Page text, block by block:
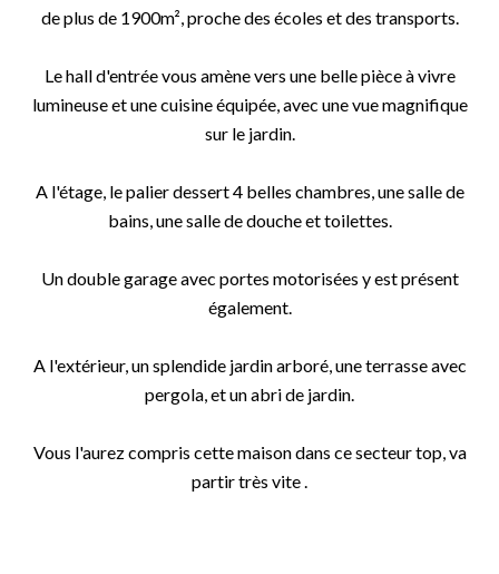
de plus de 1900m², proche des écoles et des transports.
Le hall d'entrée vous amène vers une belle pièce à vivre
lumineuse et une cuisine équipée, avec une vue magnifique
sur le jardin.
A l'étage, le palier dessert 4 belles chambres, une salle de
bains, une salle de douche et toilettes.
Un double garage avec portes motorisées y est présent
également.
A l'extérieur, un splendide jardin arboré, une terrasse avec
pergola, et un abri de jardin.
Vous l'aurez compris cette maison dans ce secteur top, va
partir très vite .